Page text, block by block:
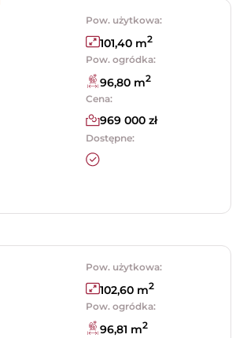
Pow. użytkowa:
101,40 m2
Pow. ogródka:
96,80 m2
Cena:
969 000 zł
Dostępne:
Pow. użytkowa:
102,60 m2
Pow. ogródka:
96,81 m2